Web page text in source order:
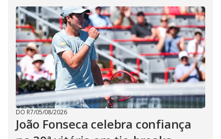
DO R7/05/08/2026
João Fonseca celebra confiança